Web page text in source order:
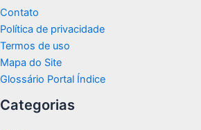
Contato
Política de privacidade
Termos de uso
Mapa do Site
Glossário Portal Índice
Categorias